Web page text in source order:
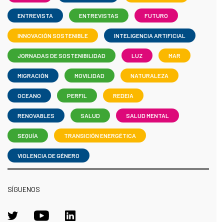
ENTREVISTA ENTREVISTAS FUTURO
INNOVACIÓN SOSTENIBLE INTELIGENCIA ARTIFICIAL
JORNADAS DE SOSTENIBILIDAD LUZ MAR
MIGRACIÓN MOVILIDAD NATURALEZA
OCEANO PERFIL REDEIA
RENOVABLES SALUD SALUD MENTAL
SEQUÍA TRANSICIÓN ENERGÉTICA
VIOLENCIA DE GÉNERO
SÍGUENOS